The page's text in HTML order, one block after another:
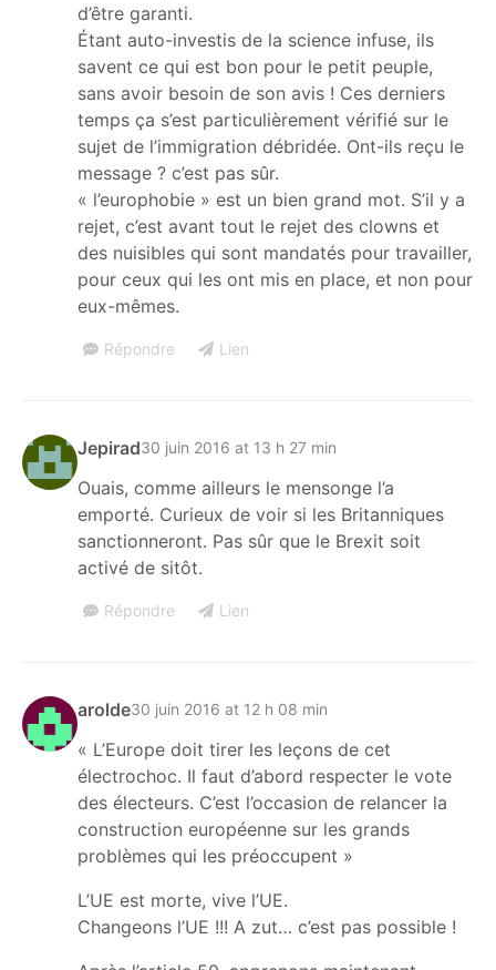
d’être garanti.
Étant auto-investis de la science infuse, ils
savent ce qui est bon pour le petit peuple,
sans avoir besoin de son avis ! Ces derniers
temps ça s’est particulièrement vérifié sur le
sujet de l’immigration débridée. Ont-ils reçu le
message ? c’est pas sûr.
« l’europhobie » est un bien grand mot. S’il y a
rejet, c’est avant tout le rejet des clowns et
des nuisibles qui sont mandatés pour travailler,
pour ceux qui les ont mis en place, et non pour
eux-mêmes.
Répondre Lien
Jepirad30 juin 2016 at 13 h 27 min
Ouais, comme ailleurs le mensonge l’a
emporté. Curieux de voir si les Britanniques
sanctionneront. Pas sûr que le Brexit soit
activé de sitôt.
Répondre Lien
arolde30 juin 2016 at 12 h 08 min
« L’Europe doit tirer les leçons de cet
électrochoc. Il faut d’abord respecter le vote
des électeurs. C’est l’occasion de relancer la
construction européenne sur les grands
problèmes qui les préoccupent »
L’UE est morte, vive l’UE.
Changeons l’UE !!! A zut… c’est pas possible !